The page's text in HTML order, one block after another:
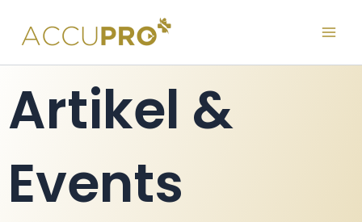
content
Artikel &
Events